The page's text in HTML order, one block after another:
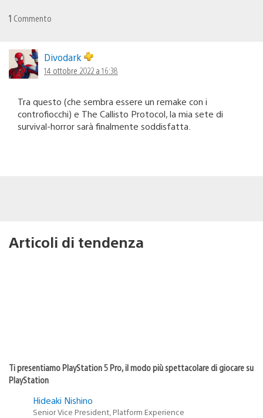
1 Commento
Divodark
14 ottobre 2022 a 16:38
Tra questo (che sembra essere un remake con i
controfiocchi) e The Callisto Protocol, la mia sete di
survival-horror sarà finalmente soddisfatta.
Articoli di tendenza
Ti presentiamo PlayStation 5 Pro, il modo più spettacolare di giocare su
PlayStation
Hideaki Nishino
Senior Vice President, Platform Experience